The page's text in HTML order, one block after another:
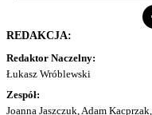
REDAKCJA:
Redaktor Naczelny:
Łukasz Wróblewski
Zespół:
Joanna Jaszczuk, Adam